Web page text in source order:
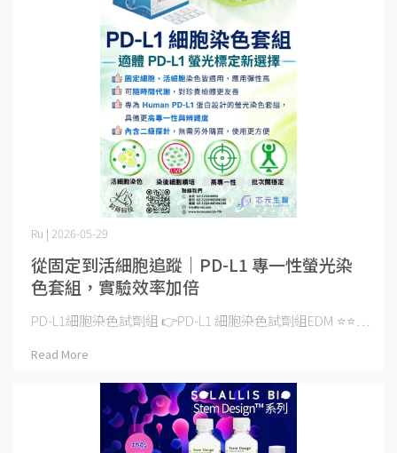
從固定到活細胞追蹤｜PD-L1 專一性螢光染
色套組，實驗效率加倍
Ru | 2026-05-29
PD-L1細胞染色試劑組 👉PD-L1 細胞染色試劑組EDM ⭐️⭐⋯
Read More